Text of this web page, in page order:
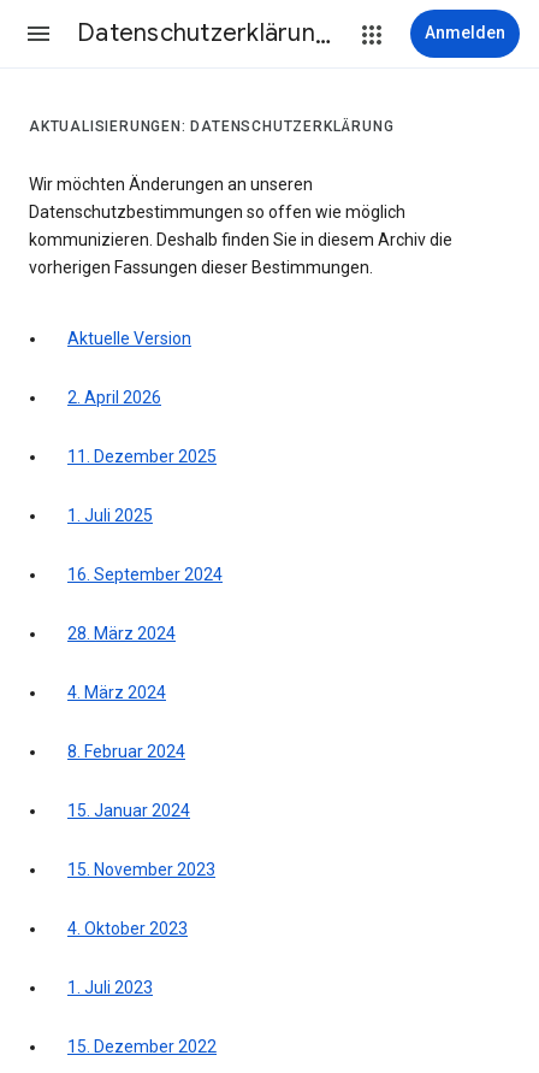
Datenschutzerklärung & Nutzungsbedingungen Anmelden
AKTUALISIERUNGEN: DATENSCHUTZERKLÄRUNG
Wir möchten Änderungen an unseren
Datenschutzbestimmungen so offen wie möglich
kommunizieren. Deshalb finden Sie in diesem Archiv die
vorherigen Fassungen dieser Bestimmungen.
Aktuelle Version
2. April 2026
11. Dezember 2025
1. Juli 2025
16. September 2024
28. März 2024
4. März 2024
8. Februar 2024
15. Januar 2024
15. November 2023
4. Oktober 2023
1. Juli 2023
15. Dezember 2022